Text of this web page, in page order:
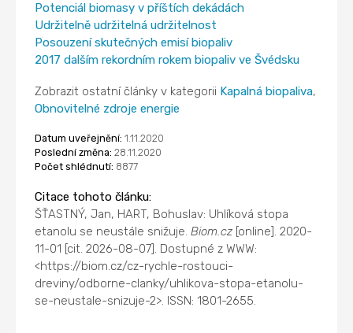
Potenciál biomasy v příštích dekádách
Udržitelně udržitelná udržitelnost
Posouzení skutečných emisí biopaliv
2017 dalším rekordním rokem biopaliv ve Švédsku
Zobrazit ostatní články v kategorii Kapalná biopaliva,
Obnovitelné zdroje energie
Datum uveřejnění: 1.11.2020
Poslední změna: 28.11.2020
Počet shlédnutí: 8877
Citace tohoto článku:
ŠŤASTNÝ, Jan, HART, Bohuslav: Uhlíková stopa
etanolu se neustále snižuje.Biom.cz [online]. 2020-
11-01 [cit. 2026-08-07]. Dostupné z WWW:
<https://biom.cz/cz-rychle-rostouci-
dreviny/odborne-clanky/uhlikova-stopa-etanolu-
se-neustale-snizuje-2>. ISSN: 1801-2655.